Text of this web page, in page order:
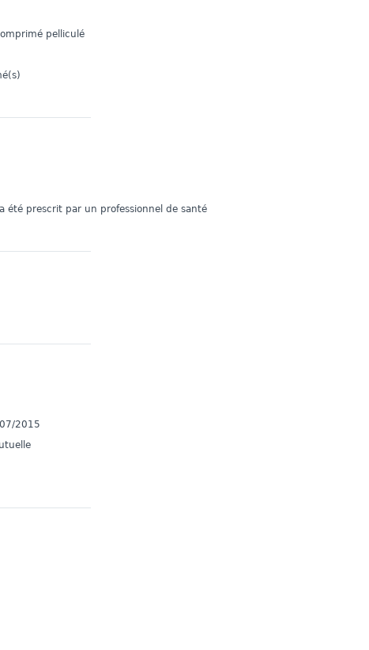
pelliculé
été prescrit par un professionnel de santé
2015